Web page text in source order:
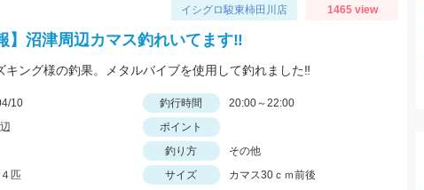
イシグロ駿東柿田川店 1465 view
】沼津周辺カマス釣れいてます‼
キング様の釣果。メタルバイブを使用して釣れました‼
10 釣行時間
20:00～22:00
ポイント
釣り方
その他
匹 サイズ カマス30ｃｍ前後